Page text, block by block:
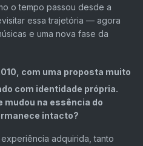
o tempo passou desde a
essa trajetória — agora
e uma nova fase da
com uma proposta muito
com identidade própria.
mudou na essência do
intacto?
adquirida, tanto